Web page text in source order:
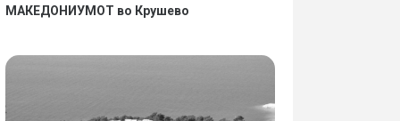
МАКЕДОНИУМОТ во Крушево